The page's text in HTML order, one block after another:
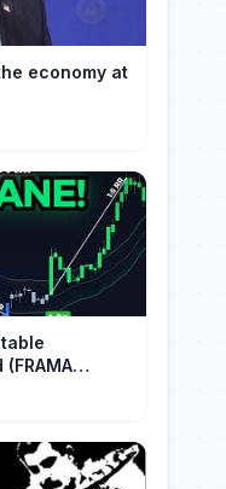
economy at